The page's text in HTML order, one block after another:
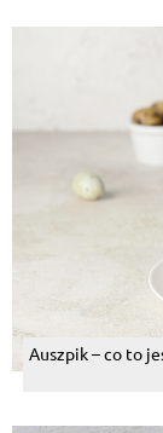
Auszpik – co to